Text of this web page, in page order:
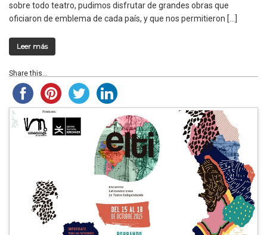
sobre todo teatro, pudimos disfrutar de grandes obras que
oficiaron de emblema de cada país, y que nos permitieron […]
Leer más
Share this...